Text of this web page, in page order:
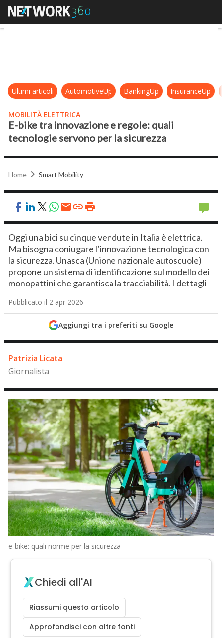
E-bike tra innovazione e regole:
Ultimi articoli AutomotiveUp BankingUp InsuranceUp
MOBILITÀ ELETTRICA
E-bike tra innovazione e regole: quali
tecnologie servono per la sicurezza
Home Smart Mobility
Oggi una bici su cinque vendute in Italia è elettrica.
Ma bisogna coniugare l’innovazione tecnologica con
la sicurezza. Unasca (Unione nazionale autoscuole)
propone un sistema di identificazione sul modello dei
monopattini che garantisca la tracciabilità. I dettagli
Pubblicato il 2 apr 2026
Aggiungi tra i preferiti su Google
Patrizia Licata
Giornalista
e-bike: quali norme per la sicurezza
Chiedi all'AI
Riassumi questo articolo
Approfondisci con altre fonti